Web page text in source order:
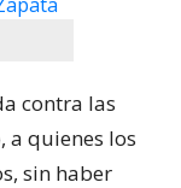
contra las
a quienes los
sin haber